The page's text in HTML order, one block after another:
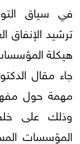
في سياق
ترشيد الإنفاق
هيكلة
جاء مقال
مهمة حول
وذلك على
المؤسسات